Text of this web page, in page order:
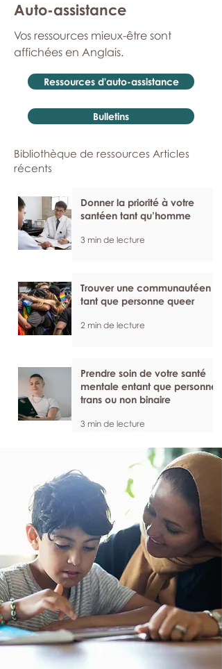
Auto-assistance
Vos ressources mieux-être sont
affichées en Anglais.
Ressources d'auto-assistance
Bulletins
Bibliothèque de ressources Articles
récents
Donner la priorité à votre
santéen tant qu’homme
3 min de lecture
Trouver une communautéen
tant que personne queer
2 min de lecture
Prendre soin de votre santé
mentale entant que personne
trans ou non binaire
3 min de lecture